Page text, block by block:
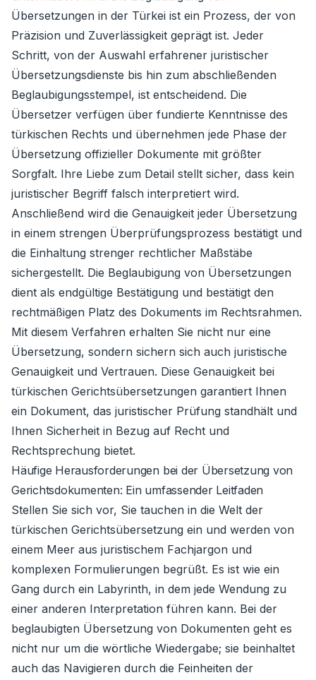
Übersetzungen in der Türkei ist ein Prozess, der von
Präzision und Zuverlässigkeit geprägt ist. Jeder
Schritt, von der Auswahl erfahrener juristischer
Übersetzungsdienste bis hin zum abschließenden
Beglaubigungsstempel, ist entscheidend. Die
Übersetzer verfügen über fundierte Kenntnisse des
türkischen Rechts und übernehmen jede Phase der
Übersetzung offizieller Dokumente mit größter
Sorgfalt. Ihre Liebe zum Detail stellt sicher, dass kein
juristischer Begriff falsch interpretiert wird.
Anschließend wird die Genauigkeit jeder Übersetzung
in einem strengen Überprüfungsprozess bestätigt und
die Einhaltung strenger rechtlicher Maßstäbe
sichergestellt. Die Beglaubigung von Übersetzungen
dient als endgültige Bestätigung und bestätigt den
rechtmäßigen Platz des Dokuments im Rechtsrahmen.
Mit diesem Verfahren erhalten Sie nicht nur eine
Übersetzung, sondern sichern sich auch juristische
Genauigkeit und Vertrauen. Diese Genauigkeit bei
türkischen Gerichtsübersetzungen garantiert Ihnen
ein Dokument, das juristischer Prüfung standhält und
Ihnen Sicherheit in Bezug auf Recht und
Rechtsprechung bietet.
Häufige Herausforderungen bei der Übersetzung von
Gerichtsdokumenten: Ein umfassender Leitfaden
Stellen Sie sich vor, Sie tauchen in die Welt der
türkischen Gerichtsübersetzung ein und werden von
einem Meer aus juristischem Fachjargon und
komplexen Formulierungen begrüßt. Es ist wie ein
Gang durch ein Labyrinth, in dem jede Wendung zu
einer anderen Interpretation führen kann. Bei der
beglaubigten Übersetzung von Dokumenten geht es
nicht nur um die wörtliche Wiedergabe; sie beinhaltet
auch das Navigieren durch die Feinheiten der